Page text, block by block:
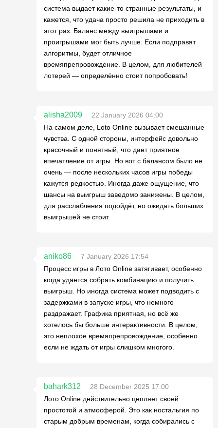
система выдает какие-то странные результаты, и
кажется, что удача просто решила не приходить в
этот раз. Баланс между выигрышами и
проигрышами мог быть лучше. Если подправят
алгоритмы, будет отличное
времяпрепровождение. В целом, для любителей
лотерей — определённо стоит попробовать!
alisha2009
22 January 2026 04:00
На самом деле, Loto Online вызывает смешанные
чувства. С одной стороны, интерфейс довольно
красочный и понятный, что дает приятное
впечатление от игры. Но вот с балансом было не
очень — после нескольких часов игры победы
кажутся редкостью. Иногда даже ощущение, что
шансы на выигрыш заведомо занижены. В целом,
для расслабления подойдёт, но ожидать больших
выигрышей не стоит.
aniko86
7 January 2026 17:54
Процесс игры в Лото Online затягивает, особенно
когда удается собрать комбинацию и получить
выигрыш. Но иногда система может подводить с
задержками в запуске игры, что немного
раздражает. Графика приятная, но всё же
хотелось бы больше интерактивности. В целом,
это неплохое времяпрепровождение, особенно
если не ждать от игры слишком многого.
bahark312
28 December 2025 17:00
Лото Online действительно цепляет своей
простотой и атмосферой. Это как ностальгия по
старым добрым временам, когда собирались с